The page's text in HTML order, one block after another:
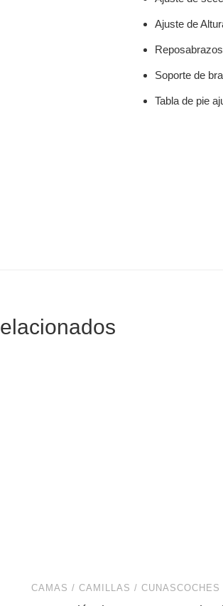
Ajuste de
Soporte de
Tabla de pie
CAMAS / CAMILLAS / CUNASCOCHES